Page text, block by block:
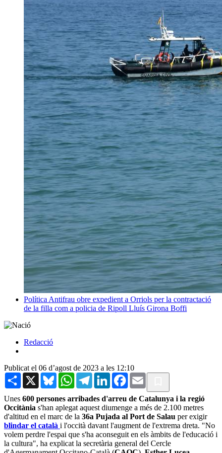
Política Antifrau obre expedient a Orriols per la contractació
de la filla com a policia de Ripoll Lluís Girona Boffi
Redacció
Publicat el 06 d’agost de 2023 a les 12:10
Share X BlueskyWhatsAppTelegramLinkedInFacebook
Email
Unes 600 persones arribades d'arreu de Catalunya i la regió
Occitània s'han aplegat aquest diumenge a més de 2.100 metres
d'altitud en el marc de la 36a Pujada al Port de Salau per exigir
blindar el català i l'occità davant l'augment de l'extrema dreta. "No
volem perdre l'espai que s'ha aconseguit en els àmbits de l'educació i
la cultura", ha explicat la secretària general del Cercle